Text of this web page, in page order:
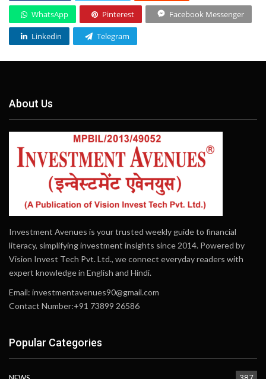
WhatsApp Pinterest Facebook Messenger
Linkedin Telegram
About Us
Investment Avenues is your trusted weekly guide to financial
literacy, simplifying investment insights since 2014. Powered by
Vision Invest Tech Pvt. Ltd., we connect everyday readers with
expert knowledge in English and Hindi.
Email: investmentavenues90@gmail.com
Contact Number:+91 73899 26586
Popular Categories